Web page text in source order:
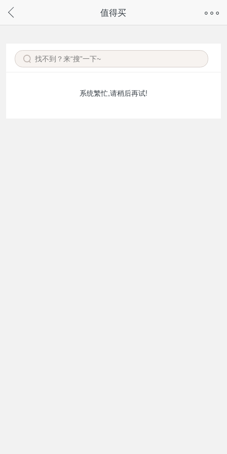
请通过微信或支付宝搜“奇兔客小程序”访问
值得买
系统繁忙,请稍后再试!